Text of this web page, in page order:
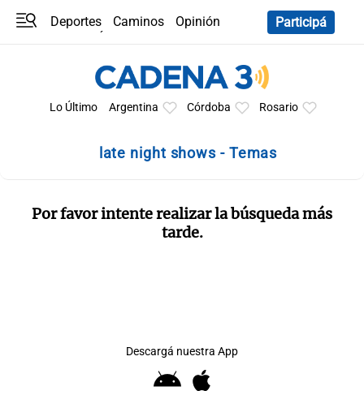
Deportes Caminos
Opinión
Participá
Lo Último Argentina Córdoba Rosario
late night shows - Temas
Por favor intente realizar la búsqueda más
tarde.
Descargá nuestra App